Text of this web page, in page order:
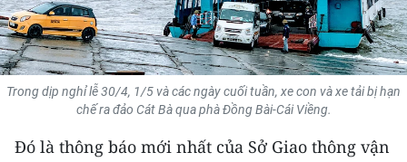
MÔI TRƯỜNG
BẠN ĐỌC
KIỂM CHỨNG THÔNG TIN
TRI THỨC CHUYÊN SÂU
Trong dịp nghỉ lễ 30/4, 1/5 và các ngày cuối tuần, xe con và xe tải bị hạn
chế ra đảo Cát Bà qua phà Đồng Bài-Cái Viềng.
Đó là thông báo mới nhất của Sở Giao thông vận